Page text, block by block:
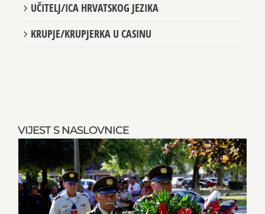
VIJEST S NASLOVNICE
UČITELJ/ICA HRVATSKOG JEZIKA
KRUPJE/KRUPJERKA U CASINU